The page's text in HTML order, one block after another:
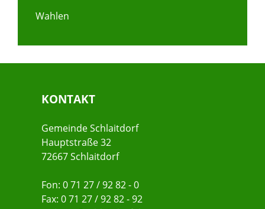
Wahlen
KONTAKT
Gemeinde Schlaitdorf
Hauptstraße 32
72667 Schlaitdorf
Fon: 0 71 27 / 92 82 - 0
Fax: 0 71 27 / 92 82 - 92